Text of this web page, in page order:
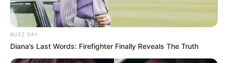
BUZZ DAY
Diana’s Last Words: Firefighter Finally Reveals The Truth